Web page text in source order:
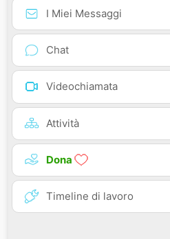
I Miei Messaggi
Chat
Videochiamata
Attività
Dona
Timeline di lavoro